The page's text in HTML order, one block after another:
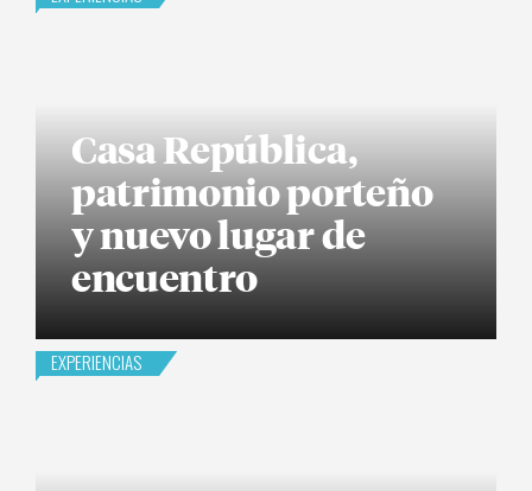
Casa República,
patrimonio porteño
y nuevo lugar de
encuentro
EXPERIENCIAS